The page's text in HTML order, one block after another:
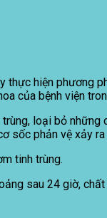
hiện phương
của bệnh viện
loại bỏ những
sốc phản vệ xảy ra
tinh trùng.
sau 24 giờ,